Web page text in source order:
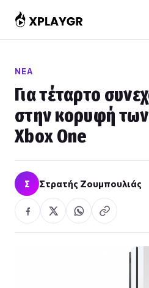
στο
περιεχόμενο
ΝΈΑ
Για τέταρτο
στην κορυφή
Xbox One
Σ Στρατής Ζουμπουλιάς